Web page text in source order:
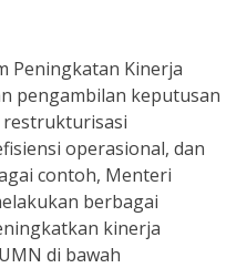
Peningkatan Kinerja
pengambilan keputusan
restrukturisasi
operasional, dan
contoh, Menteri
berbagai
kinerja
di bawah